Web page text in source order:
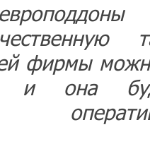
фирмы
и она